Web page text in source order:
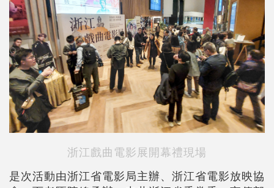
浙江戲曲電影展開幕禮現場
是次活動由浙江省電影局主辦、浙江省電影放映協